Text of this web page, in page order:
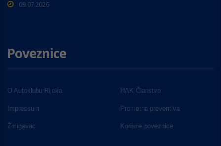
09.07.2026
Poveznice
O Autoklubu Rijeka HAK Članstvo
Impressum Prometna preventiva
Žmigavac Korisne poveznice